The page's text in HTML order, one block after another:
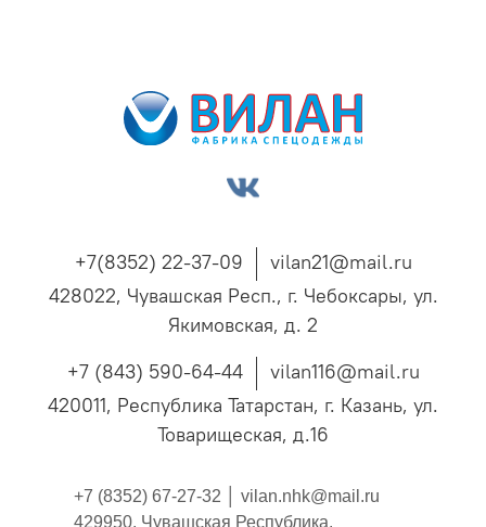
+7(8352) 22-37-09
vilan21@mail.ru
428022, Чувашская Респ., г. Чебоксары, ул.
Якимовская, д. 2
+7 (843) 590-64-44
vilan116@mail.ru
420011, Республика Татарстан, г. Казань, ул.
Товарищеская, д.16
+7 (8352) 67-27-32 │ vilan.nhk@mail.ru
429950, Чувашская Республика,